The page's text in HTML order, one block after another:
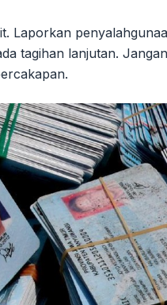
Laporkan
tagihan lanjutan.